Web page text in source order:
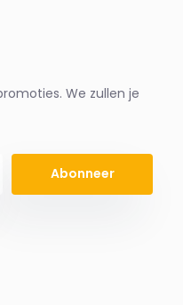
We zullen je
Abonneer